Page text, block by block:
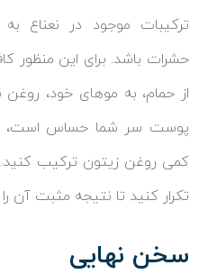
ترکیبات موجود در نعناع به
حشرات باشد. برای این منظور
از حمام، به موهای خود، روغن
پوست سر شما حساس است،
کمی روغن زیتون ترکیب کنید.
تکرار کنید تا نتیجه مثبت آن را
سخن نهایی